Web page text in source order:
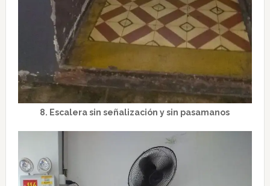
8. Escalera sin señalización y sin pasamanos